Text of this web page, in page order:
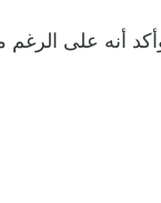
أنه على